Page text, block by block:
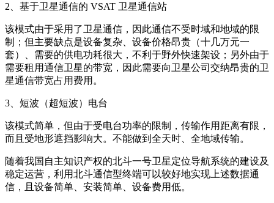
2、基于卫星通信的 VSAT 卫星通信站
该模式由于采用了卫星通信，因此通信不受时域和地域的限
制；但主要缺点是设备复杂、设备价格昂贵（十几万元一
套）、需要的供电功耗很大，不利于野外快速架设；另外由于
需要租用通信卫星的带宽，因此需要向卫星公司交纳昂贵的卫
星通信带宽占用费用。
3、短波（超短波）电台
该模式简单，但由于受电台功率的限制，传输作用距离有限，
而且受地形遮挡影响大。不能做到全天时、全地域传输。
随着我国自主知识产权的北斗一号卫星定位导航系统的建设及
稳定运营，利用北斗通信型终端可以较好地实现上述数据通
信，且设备简单、安装简单、设备费用低。